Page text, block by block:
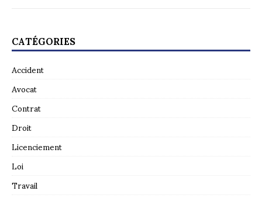
CATÉGORIES
Accident
Avocat
Contrat
Droit
Licenciement
Loi
Travail